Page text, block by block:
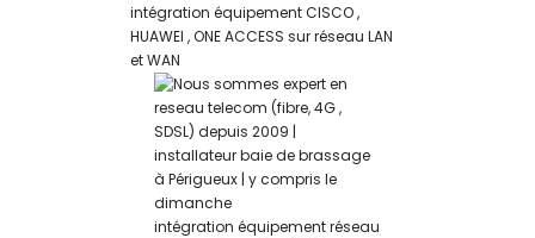
intégration équipement CISCO ,
HUAWEI , ONE ACCESS sur réseau LAN
et WAN
intégration équipement réseau